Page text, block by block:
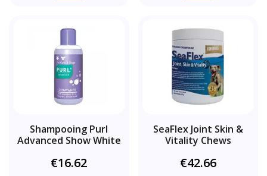
Shampooing Purl
Advanced Show White
€16.62
SeaFlex Joint Skin &
Vitality Chews
€42.66